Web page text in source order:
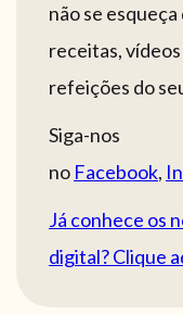
não se
receitas,
refeições do
Siga-nos
no Facebook,
Já conhece os
digital? Clique